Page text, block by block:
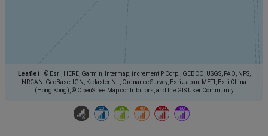
Leaflet
© Esri, HERE, Garmin, Intermap, increment P Corp., GEBCO, USGS, FAO, NPS,
NRCAN, GeoBase, IGN, Kadaster NL, Ordnance Survey, Esri Japan, METI, Esri China
(Hong Kong), © OpenStreetMap contributors, and the GIS User Community